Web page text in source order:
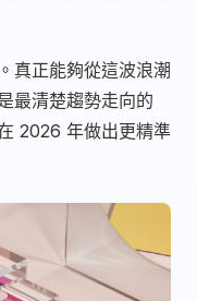
真正能夠從這波浪潮
最清楚趨勢走向的
2026 年做出更精準